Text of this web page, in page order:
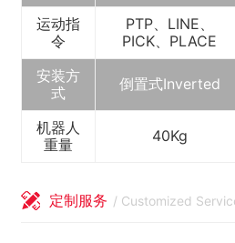
运动指
令
PTP、LINE、
PICK、PLACE
安装方
式
倒置式Inverted
机器人
重量
40Kg
定制服务 / Customized